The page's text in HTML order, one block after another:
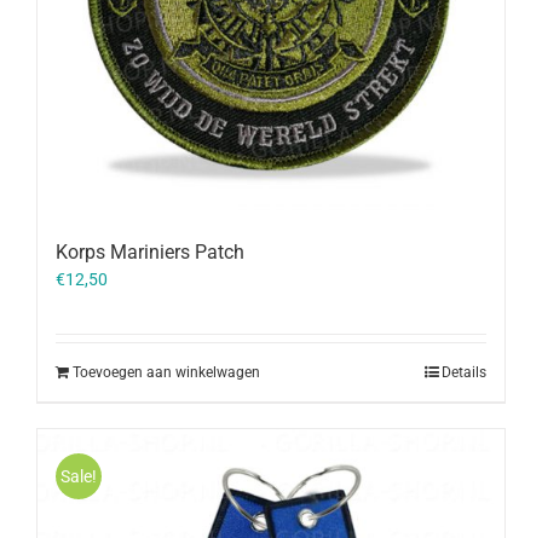
Korps Mariniers Patch
€12,50
Toevoegen aan winkelwagen Details
Sale!